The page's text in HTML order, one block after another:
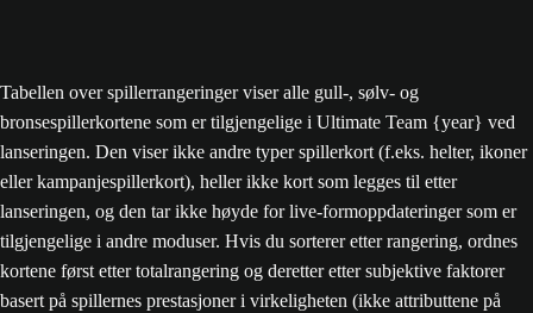
Tabellen over spillerrangeringer viser alle gull-, sølv- og
bronsespillerkortene som er tilgjengelige i Ultimate Team {year} ved
lanseringen. Den viser ikke andre typer spillerkort (f.eks. helter, ikoner
eller kampanjespillerkort), heller ikke kort som legges til etter
lanseringen, og den tar ikke høyde for live-formoppdateringer som er
tilgjengelige i andre moduser. Hvis du sorterer etter rangering, ordnes
kortene først etter totalrangering og deretter etter subjektive faktorer
basert på spillernes prestasjoner i virkeligheten (ikke attributtene på